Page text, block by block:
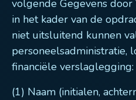
volgende Gegevens
in het kader van de
niet uitsluitend kunnen
personeelsadministratie,
financiële verslaglegging:
(1) Naam (initialen,